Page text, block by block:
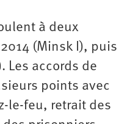
à deux
(Minsk I), puis
Les accords de
points avec
le-feu, retrait des